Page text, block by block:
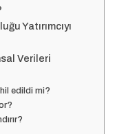
Yatırımcıyı
Verileri
edildi mi?